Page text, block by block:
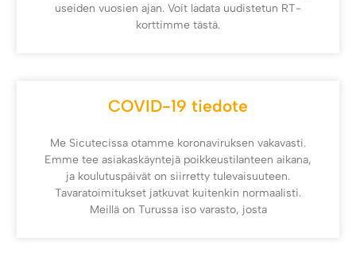
useiden vuosien ajan. Voit ladata uudistetun RT-
korttimme tästä.
COVID-19 tiedote
Me Sicutecissa otamme koronaviruksen vakavasti.
Emme tee asiakaskäyntejä poikkeustilanteen aikana,
ja koulutuspäivät on siirretty tulevaisuuteen.
Tavaratoimitukset jatkuvat kuitenkin normaalisti.
Meillä on Turussa iso varasto, josta